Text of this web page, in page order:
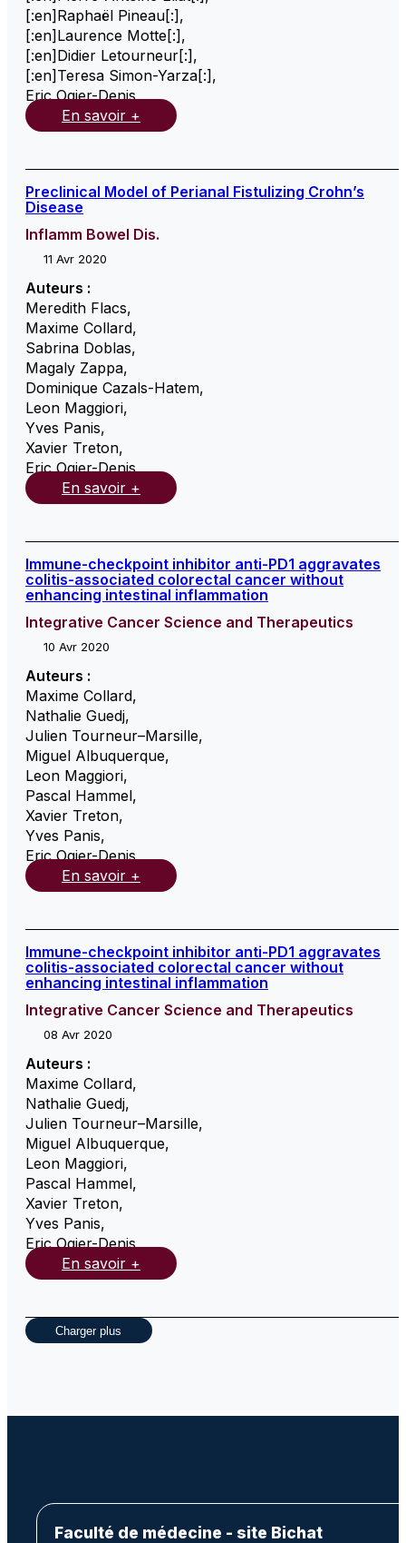
[:en]Raphaël Pineau[:] ,
[:en]Laurence Motte[:] ,
[:en]Didier Letourneur[:] ,
[:en]Teresa Simon-Yarza[:] ,
Eric Ogier-Denis,
En savoir +
Preclinical Model of Perianal Fistulizing Crohn’s
Disease
Inflamm Bowel Dis.
11 Avr 2020
Auteurs :
Meredith Flacs,
Maxime Collard,
Sabrina Doblas,
Magaly Zappa,
Dominique Cazals-Hatem,
Leon Maggiori,
Yves Panis,
Xavier Treton,
Eric Ogier-Denis,
En savoir +
Immune-checkpoint inhibitor anti-PD1 aggravates
colitis-associated colorectal cancer without
enhancing intestinal inflammation
Integrative Cancer Science and Therapeutics
10 Avr 2020
Auteurs :
Maxime Collard,
Nathalie Guedj,
Julien Tourneur–Marsille,
Miguel Albuquerque,
Leon Maggiori,
Pascal Hammel,
Xavier Treton,
Yves Panis,
Eric Ogier-Denis,
En savoir +
Immune-checkpoint inhibitor anti-PD1 aggravates
colitis-associated colorectal cancer without
enhancing intestinal inflammation
Integrative Cancer Science and Therapeutics
08 Avr 2020
Auteurs :
Maxime Collard,
Nathalie Guedj,
Julien Tourneur–Marsille,
Miguel Albuquerque,
Leon Maggiori,
Pascal Hammel,
Xavier Treton,
Yves Panis,
Eric Ogier-Denis,
En savoir +
Charger plus
Faculté de médecine - site Bichat